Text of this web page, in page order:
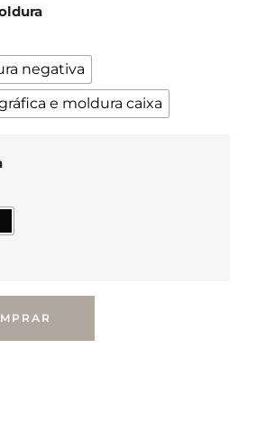
negativa
e moldura caixa